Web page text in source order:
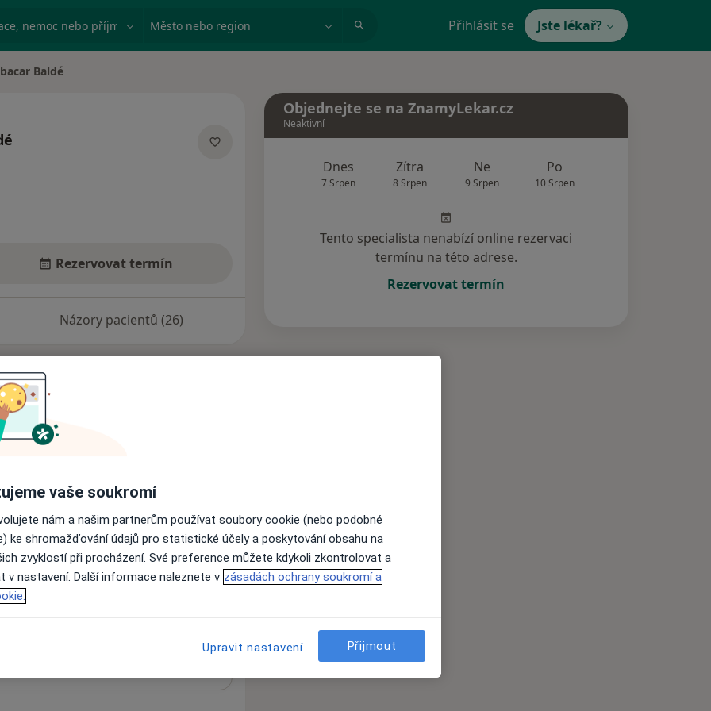
nemoc nebo příjmení Město nebo region Přihlásit se Jste lékař?
Baldé
Rezervovat termín
Názory pacientů (26)
v nové záložce
Objednejte se na ZnamyLekar.cz
Neaktivní
Dnes
7 Srpen
Zítra
8 Srpen
Ne
9 Srpen
Po
10 Srpen
Tento specialista nenabízí online rezervaci
termínu na této adrese.
Rezervovat termín
vaše soukromí
nám a našim partnerům používat soubory cookie (nebo podobné
ke shromažďování údajů pro statistické účely a poskytování obsahu na
zvyklostí při procházení. Své preference můžete kdykoli zkontrolovat a
v nastavení. Další informace naleznete v zásadách ochrany soukromí a
Upravit nastavení Přijmout